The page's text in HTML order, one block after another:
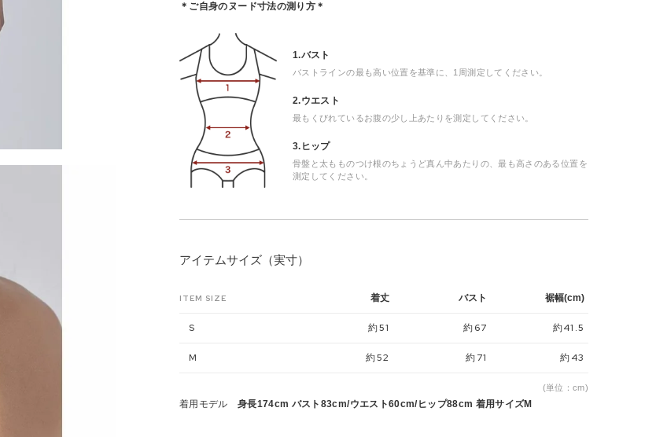
＊ご自身のヌード寸法の測り方＊
1.バスト
バストラインの最も高い位置を基準に、1周測定してください。
2.ウエスト
最もくびれているお腹の少し上あたりを測定してください。
3.ヒップ
骨盤と太もものつけ根のちょうど真ん中あたりの、最も高さのある位置を
測定してください。
アイテムサイズ（実寸）
ITEM SIZE 着丈 バスト 裾幅(cm)
S 約51 約67 約41.5
M 約52 約71 約43
(単位：cm)
着用モデル 身長174cm バスト83cm/ウエスト60cm/ヒップ88cm 着用サイズM